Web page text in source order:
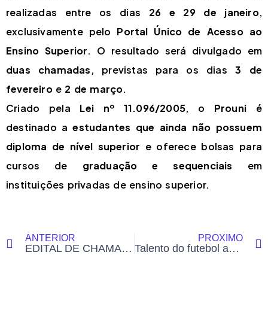
realizadas entre os dias 26 e 29 de janeiro,
exclusivamente pelo Portal Único de Acesso ao
Ensino Superior. O resultado será divulgado em
duas chamadas, previstas para os dias3 de
fevereiroe 2 de março.
Criado pela Lei nº 11.096/2005, o Prouni é
destinado aestudantes que ainda não possuem
diploma de nível superior e oferece bolsas para
cursos de graduação e sequenciais em
instituições privadas de ensino superior.
ANTERIOR
EDITAL DE CHAMAMENTO
PRÓXIMO
Talento do futebol acreano morre aos 21 anos após tragédia em estrada rural de Cruzeiro do Sul